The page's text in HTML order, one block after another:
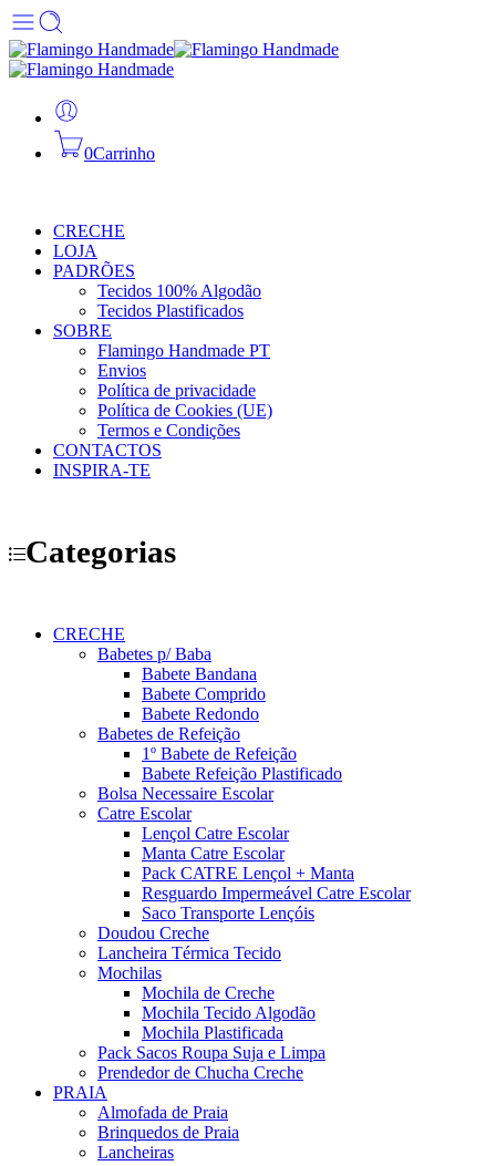
0Carrinho
CRECHE
LOJA
PADRÕES
Tecidos 100% Algodão
Tecidos Plastificados
SOBRE
Flamingo Handmade PT
Envios
Política de privacidade
Política de Cookies (UE)
Termos e Condições
CONTACTOS
INSPIRA-TE
Categorias
CRECHE
Babetes p/ Baba
Babete Bandana
Babete Comprido
Babete Redondo
Babetes de Refeição
1º Babete de Refeição
Babete Refeição Plastificado
Bolsa Necessaire Escolar
Catre Escolar
Lençol Catre Escolar
Manta Catre Escolar
Pack CATRE Lençol + Manta
Resguardo Impermeável Catre Escolar
Saco Transporte Lençóis
Doudou Creche
Lancheira Térmica Tecido
Mochilas
Mochila de Creche
Mochila Tecido Algodão
Mochila Plastificada
Pack Sacos Roupa Suja e Limpa
Prendedor de Chucha Creche
PRAIA
Almofada de Praia
Brinquedos de Praia
Lancheiras